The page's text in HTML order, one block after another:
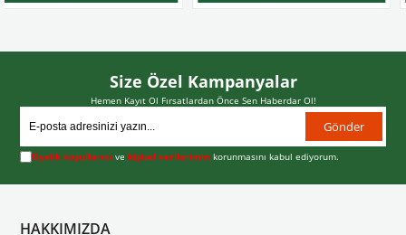
Size Özel Kampanyalar
Hemen Kayıt Ol Fırsatlardan Önce Sen Haberdar Ol!
Gönder
Üyelik koşullarını vekişisel verilerimin korunmasını kabul ediyorum.
HAKKIMIZDA